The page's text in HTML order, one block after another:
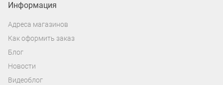
Информация
Адреса магазинов
Как оформить заказ
Блог
Новости
Видеоблог